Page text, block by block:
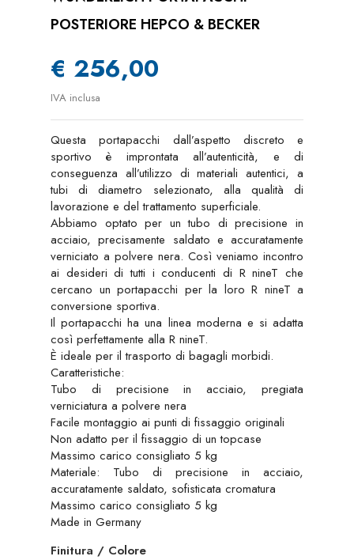
POSTERIORE HEPCO & BECKER
€ 256,00
IVA inclusa
Questa portapacchi dall’aspetto discreto e
sportivo è improntata all’autenticità, e di
conseguenza all’utilizzo di materiali autentici, a
tubi di diametro selezionato, alla qualità di
lavorazione e del trattamento superficiale.
Abbiamo optato per un tubo di precisione in
acciaio, precisamente saldato e accuratamente
verniciato a polvere nera. Così veniamo incontro
ai desideri di tutti i conducenti di R nineT che
cercano un portapacchi per la loro R nineT a
conversione sportiva.
Il portapacchi ha una linea moderna e si adatta
così perfettamente alla R nineT.
È ideale per il trasporto di bagagli morbidi.
Caratteristiche:
Tubo di precisione in acciaio, pregiata
verniciatura a polvere nera
Facile montaggio ai punti di fissaggio originali
Non adatto per il fissaggio di un topcase
Massimo carico consigliato 5 kg
Materiale: Tubo di precisione in acciaio,
accuratamente saldato, sofisticata cromatura
Massimo carico consigliato 5 kg
Made in Germany
Finitura / Colore